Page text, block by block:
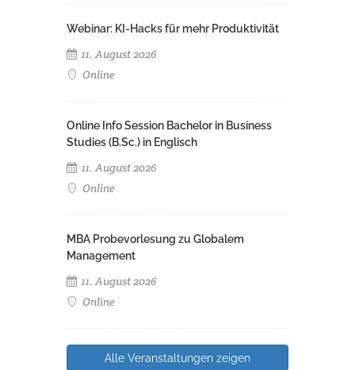
Webinar: KI-Hacks für mehr Produktivität
11. August 2026
Online
Online Info Session Bachelor in Business
Studies (B.Sc.) in Englisch
11. August 2026
Online
MBA Probevorlesung zu Globalem
Management
11. August 2026
Online
Alle Veranstaltungen zeigen